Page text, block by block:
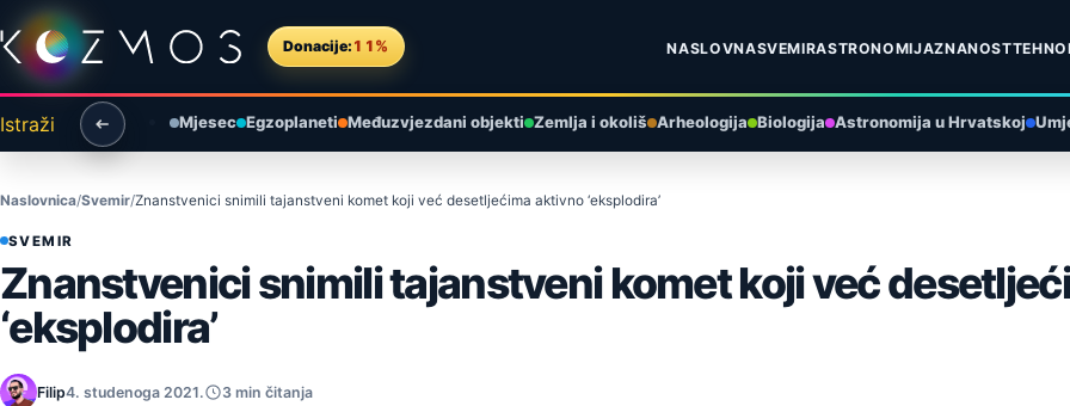
Preskoči na sadržaj
Donacije: 11% NASLOVNASVEMIRASTRONOMIJAZNANOST
Istraži Mjesec Egzoplaneti Međuzvjezdani objekti Zemlja i okoliš Arheologija Biologija Astronomija u Hrvatskoj
Naslovnica Svemir Znanstvenici snimili tajanstveni komet koji već desetljećima aktivno ‘eksplodira’
SVEMIR
Znanstvenici snimili tajanstveni komet koji već
‘eksplodira’
Filip4. studenoga 2021. 3 min čitanja